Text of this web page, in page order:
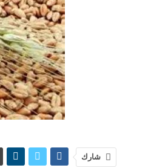
شارك